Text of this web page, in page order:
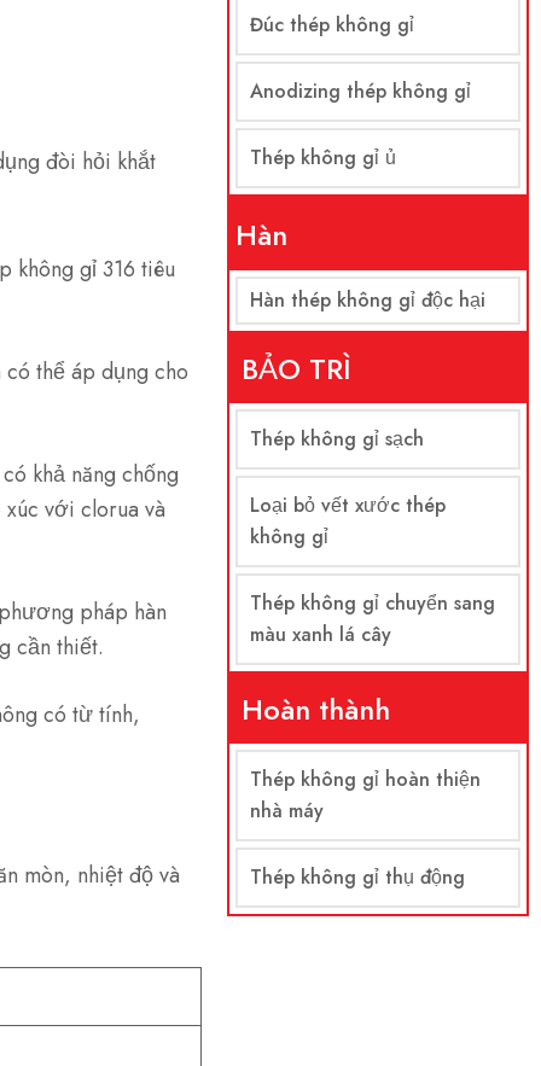
đòi hỏi khắt
không gỉ 316 tiêu
thể áp dụng cho
khả năng chống
với clorua và
pháp hàn
cần thiết.
có từ tính,
mòn, nhiệt độ và
Đúc thép không gỉ
Anodizing thép không gỉ
Thép không gỉ ủ
Hàn
Hàn thép không gỉ độc hại
BẢO TRÌ
Thép không gỉ sạch
Loại bỏ vết xước thép
không gỉ
Thép không gỉ chuyển sang
màu xanh lá cây
Hoàn thành
Thép không gỉ hoàn thiện
nhà máy
Thép không gỉ thụ động